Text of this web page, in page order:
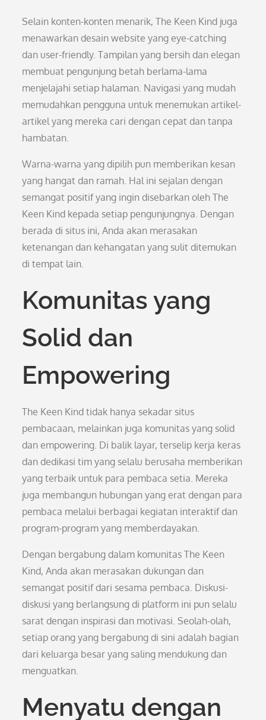
Selain konten-konten menarik, The Keen Kind juga
menawarkan desain website yang eye-catching
dan user-friendly. Tampilan yang bersih dan elegan
membuat pengunjung betah berlama-lama
menjelajahi setiap halaman. Navigasi yang mudah
memudahkan pengguna untuk menemukan artikel-
artikel yang mereka cari dengan cepat dan tanpa
hambatan.
Warna-warna yang dipilih pun memberikan kesan
yang hangat dan ramah. Hal ini sejalan dengan
semangat positif yang ingin disebarkan oleh The
Keen Kind kepada setiap pengunjungnya. Dengan
berada di situs ini, Anda akan merasakan
ketenangan dan kehangatan yang sulit ditemukan
di tempat lain.
Komunitas yang
Solid dan
Empowering
The Keen Kind tidak hanya sekadar situs
pembacaan, melainkan juga komunitas yang solid
dan empowering. Di balik layar, terselip kerja keras
dan dedikasi tim yang selalu berusaha memberikan
yang terbaik untuk para pembaca setia. Mereka
juga membangun hubungan yang erat dengan para
pembaca melalui berbagai kegiatan interaktif dan
program-program yang memberdayakan.
Dengan bergabung dalam komunitas The Keen
Kind, Anda akan merasakan dukungan dan
semangat positif dari sesama pembaca. Diskusi-
diskusi yang berlangsung di platform ini pun selalu
sarat dengan inspirasi dan motivasi. Seolah-olah,
setiap orang yang bergabung di sini adalah bagian
dari keluarga besar yang saling mendukung dan
menguatkan.
Menyatu dengan